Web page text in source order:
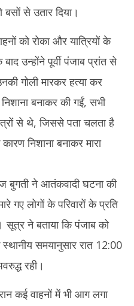
यात्रियों को मारी गोली
से उतार दिया।
को रोका और यात्रियों के
उन्होंने पूर्वी पंजाब प्रांत से
गोली मारकर हत्या कर
बनाकर की गईं, सभी
से थे, जिससे पता चलता है
निशाना बनाकर मारा
बुगती ने आतंकवादी घटना की
गए लोगों के परिवारों के प्रति
ने बताया कि पंजाब को
समयानुसार रात 12:00
रही।
कई वाहनों में भी आग लगा